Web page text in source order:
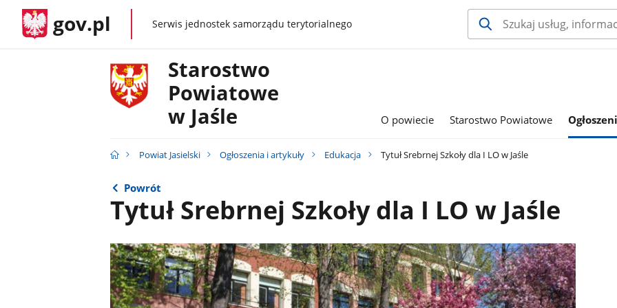
gov.pl gov.plSerwis jednostek samorządu terytorialnego
Starostwo
Powiatowe
w Jaśle
O powiecie Starostwo Powiatowe
Powiat Jasielski Ogłoszenia i artykuły Edukacja Tytuł Srebrnej Szkoły dla I LO w Jaśle
Powrót
Tytuł Srebrnej Szkoły dla I LO w Jaśle